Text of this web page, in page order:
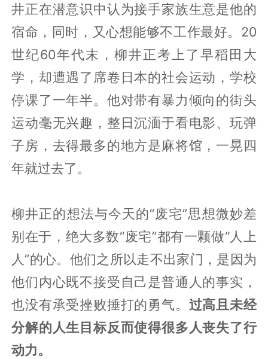
井正在潜意识中认为接手家族生意是他的
宿命，同时，又心想能够不工作最好。20
世纪60年代末，柳井正考上了早稻田大
学，却遭遇了席卷日本的社会运动，学校
停课了一年半。他对带有暴力倾向的街头
运动毫无兴趣，整日沉湎于看电影、玩弹
子房，去得最多的地方是麻将馆，一晃四
年就过去了。
柳井正的想法与今天的“废宅”思想微妙差
别在于，绝大多数“废宅”都有一颗做“人上
人”的心。他们之所以走不出家门，是因为
他们内心既不接受自己是普通人的事实，
也没有承受挫败捶打的勇气。 过高且未经
分解的人生目标反而使得很多人丧失了行
动力。